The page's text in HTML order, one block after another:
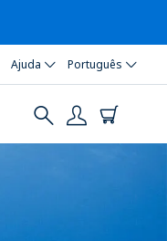
Ajuda Português